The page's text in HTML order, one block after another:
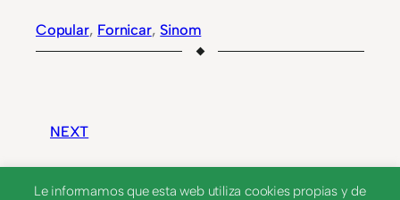
Copular, Fornicar, Sinom
NEXT
Le informamos que esta web utiliza cookies propias y de